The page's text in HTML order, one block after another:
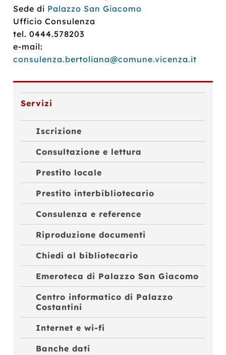
Sede di Palazzo San Giacomo
Ufficio Consulenza
tel. 0444.578203
e-mail:
consulenza.bertoliana@comune.vicenza.it
Servizi
Iscrizione
Consultazione e lettura
Prestito locale
Prestito interbibliotecario
Consulenza e reference
Riproduzione documenti
Chiedi al bibliotecario
Emeroteca di Palazzo San Giacomo
Centro informatico di Palazzo
Costantini
Internet e wi-fi
Banche dati